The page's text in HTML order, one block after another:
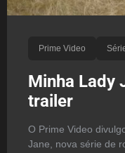
Prime Video
Minha Lady
trailer
O Prime Video
Jane, nova série de